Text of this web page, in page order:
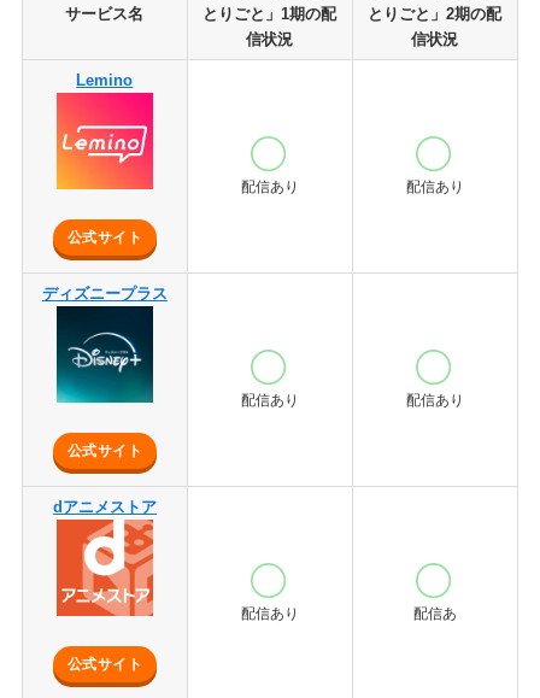
サービス名
とりごと」1期の配
信状況
とりごと」2期の配
信状況
Lemino
公式サイト
配信あり 配信あり
ディズニープラス
公式サイト
配信あり 配信あり
dアニメストア
公式サイト
配信あり 配信あ